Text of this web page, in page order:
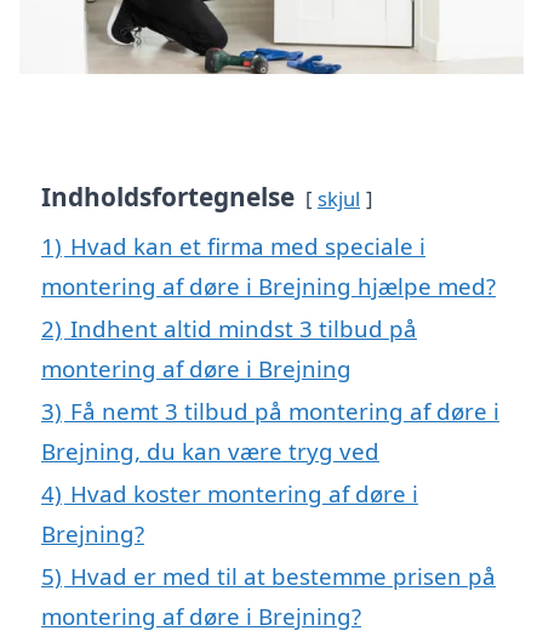
Indholdsfortegnelse skjul
1) Hvad kan et firma med speciale i
montering af døre i Brejning hjælpe med?
2) Indhent altid mindst 3 tilbud på
montering af døre i Brejning
3) Få nemt 3 tilbud på montering af døre i
Brejning, du kan være tryg ved
4) Hvad koster montering af døre i
Brejning?
5) Hvad er med til at bestemme prisen på
montering af døre i Brejning?